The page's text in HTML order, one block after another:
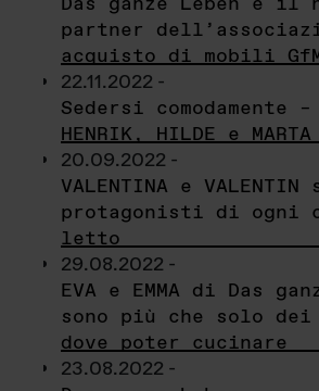
partner
acquisto di mobili
22.11.2022 -
Sedersi comodamente –
HENRIK, HILDE e MARTA
20.09.2022 -
VALENTINA e
protagonisti di ogni
letto
29.08.2022 -
EVA e EMMA di Das
sono più che solo
dove poter cucinare
23.08.2022 -